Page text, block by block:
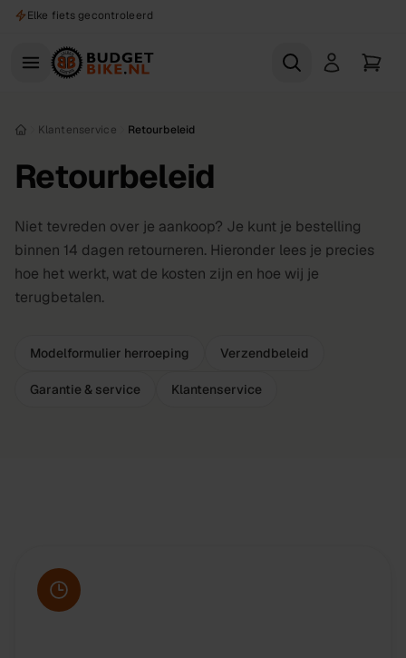
Naar hoofdinhoud
Elke fiets gecontroleerd
Klantenservice Retourbeleid
Retourbeleid
Niet tevreden over je aankoop? Je kunt je bestelling
binnen 14 dagen retourneren. Hieronder lees je precies
hoe het werkt, wat de kosten zijn en hoe wij je
terugbetalen.
Modelformulier herroeping Verzendbeleid
Garantie & service Klantenservice